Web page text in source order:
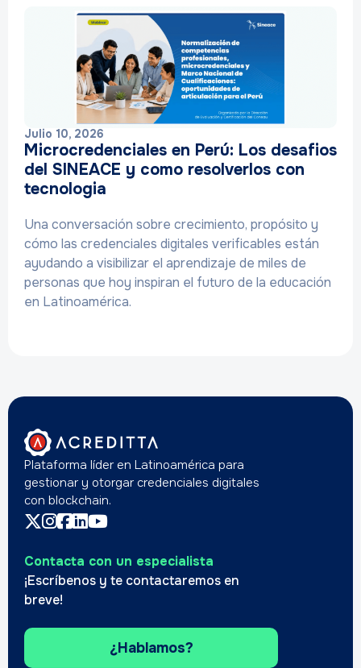
Julio 10, 2026
Microcredenciales en Perú: Los desafios
del SINEACE y como resolverlos con
tecnologia
Una conversación sobre crecimiento, propósito y
cómo las credenciales digitales verificables están
ayudando a visibilizar el aprendizaje de miles de
personas que hoy inspiran el futuro de la educación
en Latinoamérica.
Plataforma líder en Latinoamérica para
gestionar y otorgar credenciales digitales
con blockchain.
Contacta con un especialista
¡Escríbenos y te contactaremos en
breve!
¿Hablamos?